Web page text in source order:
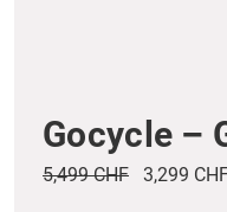
Gocycle –
5,499 CHF 3,299